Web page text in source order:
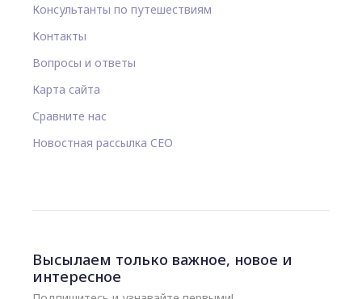
Консультанты по путешествиям
Контакты
Вопросы и ответы
Карта сайта
Сравните нас
Новостная рассылка CEO
Высылаем только важное, новое и
интересное